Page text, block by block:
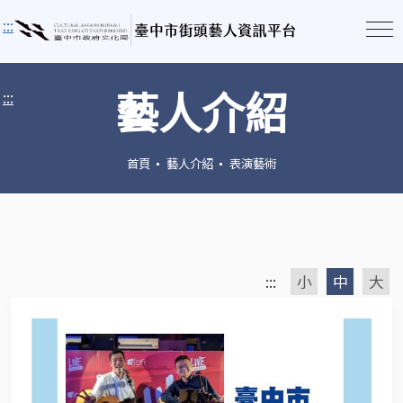
:::
::: 藝人介紹
首頁 藝人介紹 表演藝術
::: 小 中 大